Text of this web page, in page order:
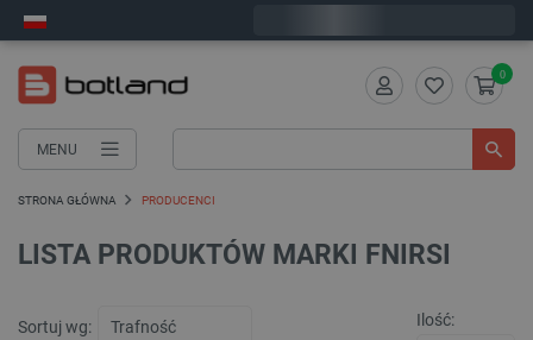
MENU
0
STRONA GŁÓWNA PRODUCENCI
LISTA PRODUKTÓW MARKI FNIRSI
Sortuj wg: Ilość: